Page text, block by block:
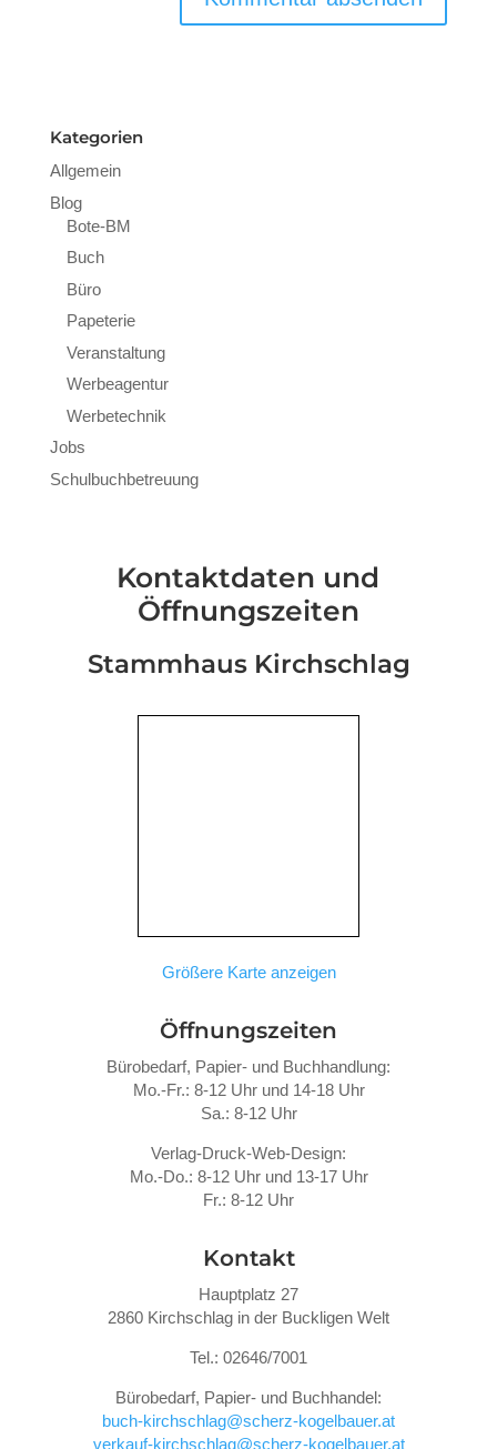
Kategorien
Allgemein
Blog
Bote-BM
Buch
Büro
Papeterie
Veranstaltung
Werbeagentur
Werbetechnik
Jobs
Schulbuchbetreuung
Kontaktdaten und
Öffnungszeiten
Stammhaus Kirchschlag
Größere Karte anzeigen
Öffnungszeiten
Bürobedarf, Papier- und Buchhandlung:
Mo.-Fr.: 8-12 Uhr und 14-18 Uhr
Sa.: 8-12 Uhr
Verlag-Druck-Web-Design:
Mo.-Do.: 8-12 Uhr und 13-17 Uhr
Fr.: 8-12 Uhr
Kontakt
Hauptplatz 27
2860 Kirchschlag in der Buckligen Welt
Tel.: 02646/7001
Bürobedarf, Papier- und Buchhandel:
buch-kirchschlag@scherz-kogelbauer.at
verkauf-kirchschlag@scherz-kogelbauer.at